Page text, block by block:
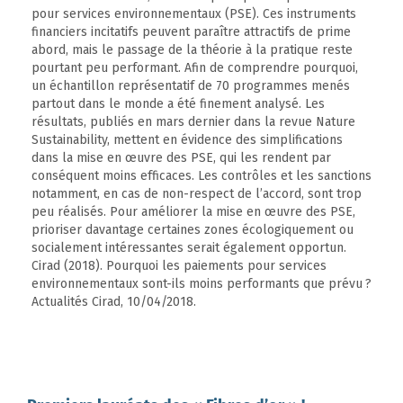
pour services environnementaux (PSE). Ces instruments
financiers incitatifs peuvent paraître attractifs de prime
abord, mais le passage de la théorie à la pratique reste
pourtant peu performant. Afin de comprendre pourquoi,
un échantillon représentatif de 70 programmes menés
partout dans le monde a été finement analysé. Les
résultats, publiés en mars dernier dans la revue Nature
Sustainability, mettent en évidence des simplifications
dans la mise en œuvre des PSE, qui les rendent par
conséquent moins efficaces. Les contrôles et les sanctions
notamment, en cas de non-respect de l’accord, sont trop
peu réalisés. Pour améliorer la mise en œuvre des PSE,
prioriser davantage certaines zones écologiquement ou
socialement intéressantes serait également opportun.
Cirad (2018). Pourquoi les paiements pour services
environnementaux sont-ils moins performants que prévu ?
Actualités Cirad, 10/04/2018.